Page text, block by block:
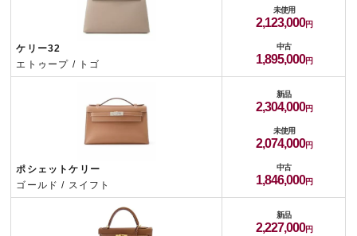
ケリー32
エトゥープ / トゴ
未使用
2,123,000
中古
1,895,000
ポシェットケリー
ゴールド / スイフト
新品
2,304,000
未使用
2,074,000
中古
1,846,000
新品
2,227,000